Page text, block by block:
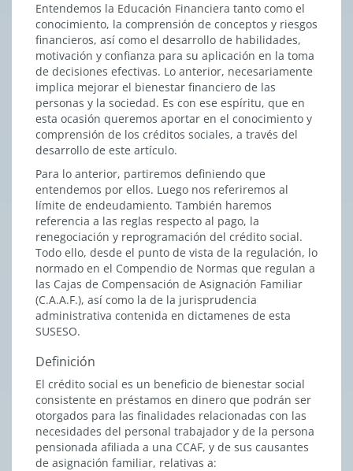
Entendemos la Educación Financiera tanto como el
conocimiento, la comprensión de conceptos y riesgos
financieros, así como el desarrollo de habilidades,
motivación y confianza para su aplicación en la toma
de decisiones efectivas. Lo anterior, necesariamente
implica mejorar el bienestar financiero de las
personas y la sociedad. Es con ese espíritu, que en
esta ocasión queremos aportar en el conocimiento y
comprensión de los créditos sociales, a través del
desarrollo de este artículo.
Para lo anterior, partiremos definiendo que
entendemos por ellos. Luego nos referiremos al
límite de endeudamiento. También haremos
referencia a las reglas respecto al pago, la
renegociación y reprogramación del crédito social.
Todo ello, desde el punto de vista de la regulación, lo
normado en el Compendio de Normas que regulan a
las Cajas de Compensación de Asignación Familiar
(C.A.A.F.), así como la de la jurisprudencia
administrativa contenida en dictamenes de esta
SUSESO.
Definición
El crédito social es un beneficio de bienestar social
consistente en préstamos en dinero que podrán ser
otorgados para las finalidades relacionadas con las
necesidades del personal trabajador y de la persona
pensionada afiliada a una CCAF, y de sus causantes
de asignación familiar, relativas a: